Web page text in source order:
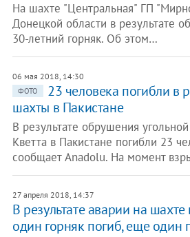
На шахте "Центральная" ГП
Донецкой области в результате
30-летний горняк. Об этом…
06 мая 2018, 14:30
ФОТО
23 человека погибли в
шахты в Пакистане
В результате обрушения
Кветта в Пакистане погибли 23
сообщает Anadolu. На момент
27 апреля 2018, 14:37
В результате аварии на
один горняк погиб, еще один